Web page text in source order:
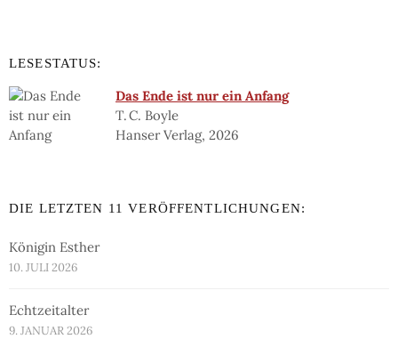
LESESTATUS:
Das Ende ist nur ein Anfang
T. C. Boyle
Hanser Verlag, 2026
DIE LETZTEN 11 VERÖFFENTLICHUNGEN:
Königin Esther
10. JULI 2026
Echtzeitalter
9. JANUAR 2026